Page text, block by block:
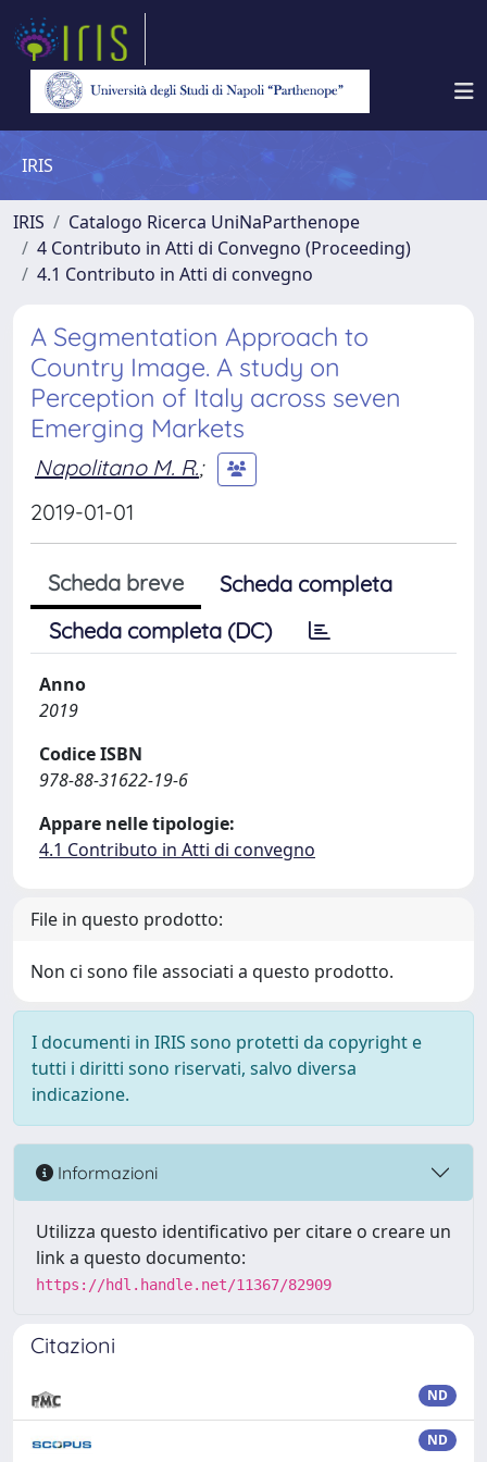
IRIS
IRIS
Catalogo Ricerca UniNaParthenope
4 Contributo in Atti di Convegno (Proceeding)
4.1 Contributo in Atti di convegno
A Segmentation Approach to
Country Image. A study on
Perception of Italy across seven
Emerging Markets
Napolitano M. R.;
2019-01-01
Scheda breve
Scheda completa
Scheda completa (DC)
Anno
2019
Codice ISBN
978-88-31622-19-6
Appare nelle tipologie:
4.1 Contributo in Atti di convegno
File in questo prodotto:
Non ci sono file associati a questo prodotto.
I documenti in IRIS sono protetti da copyright e
tutti i diritti sono riservati, salvo diversa
indicazione.
Informazioni
Utilizza questo identificativo per citare o creare un
link a questo documento:
https://hdl.handle.net/11367/82909
Citazioni
ND
ND